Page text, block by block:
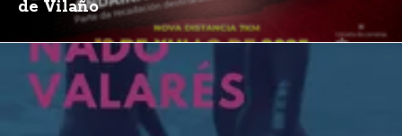
de Vilaño